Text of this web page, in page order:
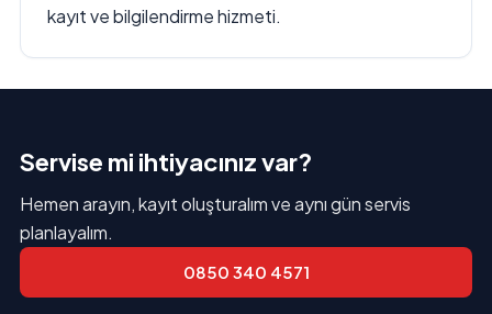
kayıt ve bilgilendirme hizmeti.
Servise mi ihtiyacınız var?
Hemen arayın, kayıt oluşturalım ve aynı gün servis
planlayalım.
0850 340 4571